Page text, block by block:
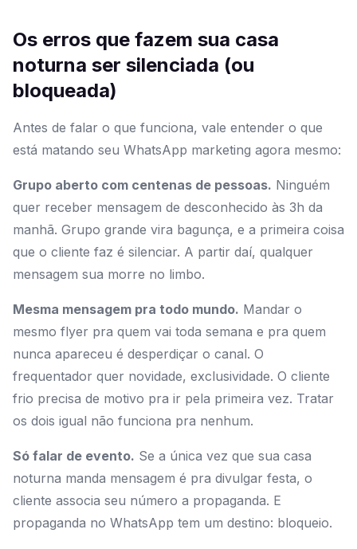
Os erros que fazem sua casa
noturna ser silenciada (ou
bloqueada)
Antes de falar o que funciona, vale entender o que
está matando seu WhatsApp marketing agora mesmo:
Grupo aberto com centenas de pessoas. Ninguém
quer receber mensagem de desconhecido às 3h da
manhã. Grupo grande vira bagunça, e a primeira coisa
que o cliente faz é silenciar. A partir daí, qualquer
mensagem sua morre no limbo.
Mesma mensagem pra todo mundo. Mandar o
mesmo flyer pra quem vai toda semana e pra quem
nunca apareceu é desperdiçar o canal. O
frequentador quer novidade, exclusividade. O cliente
frio precisa de motivo pra ir pela primeira vez. Tratar
os dois igual não funciona pra nenhum.
Só falar de evento. Se a única vez que sua casa
noturna manda mensagem é pra divulgar festa, o
cliente associa seu número a propaganda. E
propaganda no WhatsApp tem um destino: bloqueio.